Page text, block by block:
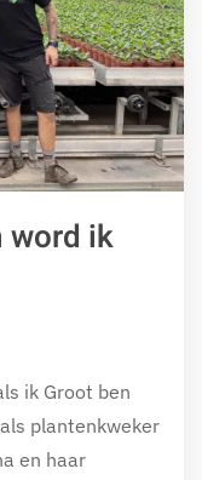
word ik
ik Groot ben
plantenkweker
en haar